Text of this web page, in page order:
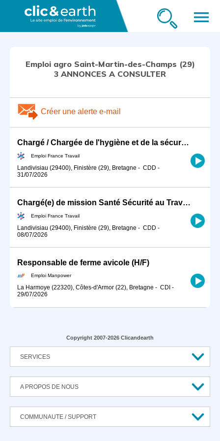
menu
Emploi agro Saint-Martin-des-Champs (29)
3 ANNONCES A CONSULTER
Créer une alerte e-mail
Chargé / Chargée de l'hygiène et de la sécurité du travail en ind (H/F)
Emploi France Travail
Landivisiau (29400), Finistère (29), Bretagne - CDD -
31/07/2026
Chargé(e) de mission Santé Sécurité au Travail (SST) (H/F)
Emploi France Travail
Landivisiau (29400), Finistère (29), Bretagne - CDD -
08/07/2026
Responsable de ferme avicole (H/F)
Emploi Manpower
La Harmoye (22320), Côtes-d'Armor (22), Bretagne - CDI -
29/07/2026
Copyright 2007-2026 Clicandearth
SERVICES
A PROPOS DE NOUS
COMMUNAUTE / SUPPORT